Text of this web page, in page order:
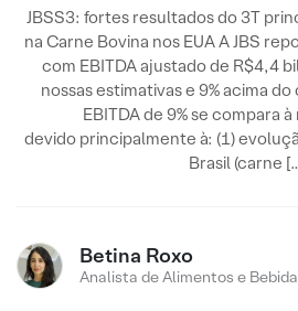
JBSS3: fortes resultados do 3T
na Carne Bovina nos EUA A JBS
com EBITDA ajustado de R$4,4
nossas estimativas e 9% acima
EBITDA de 9% se compara à
devido principalmente à: (1)
Brasil (carne
Betina Roxo
Analista de Alimentos e